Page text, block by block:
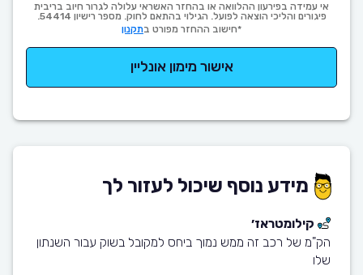
אי עמידה בפירעון ההלוואה או בהחזר האשראי עלולה לגרור חיוב בריבית
פיגורים והליכי הוצאה לפועל. הגילוי בהתאם לחוק. מספר רישיון 54414.
*חישוב ההחזר מפורט בתקנון
אישור מימון אונליין
מידע נוסף שיכול לעזור לך
קילומטראז׳
הק"מ של רכב זה ממש נמוך ביחס למקובל בשוק עבור השנתון
שלו